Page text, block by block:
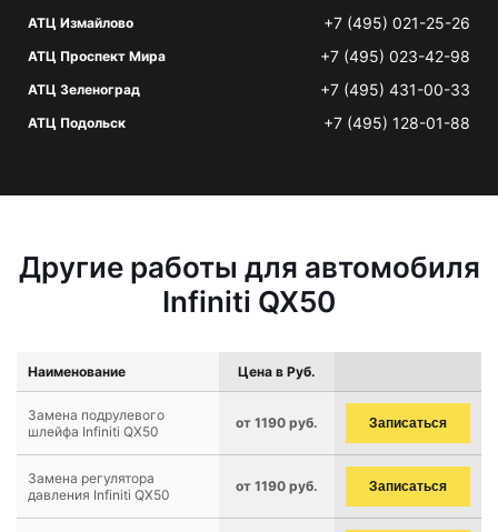
АТЦ Измайлово +7 (495) 021-25-26
АТЦ Проспект Мира +7 (495) 023-42-98
АТЦ Зеленоград +7 (495) 431-00-33
АТЦ Подольск +7 (495) 128-01-88
Другие работы для автомобиля
Infiniti QX50
Наименование Цена в Руб.
Замена подрулевого
шлейфа Infiniti QX50
от 1190 руб. Записаться
Замена регулятора
давления Infiniti QX50
от 1190 руб. Записаться